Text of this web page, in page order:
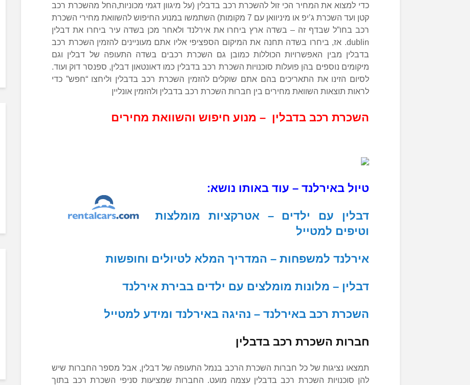
כדי למצוא את המחיר הכי זול להשכרת רכב בדבלין (על מיגוון דגמי מכוניות,החל מהשכרת רכב
קטן ועד השכרת ג’יפ או מיניוואן עם 7 מקומות) השתמשו במנוע החיפוש להשוואת מחירי השכרת
רכב בחו”ל שבדף זה – בשדה ארץ ביחרו את אירלנד ולאחר מכן בשדה עיר ביחרו את דבלין
dublin. אז, ביחרו בשדה תחנה את המיקום הספציפי אליו אתם מעוניינים להזמין השכרת רכב
בדבלין מבין האפשרויות הכוללות כמובן גם השכרת רכבים בשדה התעופה של דבלין וגם
מיקומים נוספים בהן פועלות סוכנויות השכרת רכב בדבלין כמו דאונטאון דבלין, ספנסר דוק ועוד.
לסיום הזינו את התאריכים בהם אתם שוקלים להזמין השכרת רכב בדבלין וליחצו “חפש” כדי
לראות תוצאות השוואת מחירים בין חברות השכרת רכב בדבלין ולהזמין אונליין
השכרת רכב בדבלין – מנוע חיפוש והשוואת מחירים
טיול באירלנד – עוד באותו נושא:
דבלין עם ילדים – אטרקציות מומלצות
וטיפים למטייל
אירלנד למשפחות – המדריך המלא לטיולים וחופשות
דבלין – מלונות מומלצים עם ילדים בבירת אירלנד
השכרת רכב באירלנד – נהיגה באירלנד ומידע למטייל
חברות השכרת רכב בדבלין
תמצאו נציגות של כל חברות השכרת הרכב בנמל התעופה של דבלין, אבל מספר החברות שיש
להן סוכנויות השכרת רכב בדבלין עצמה מועט. החברות שמציעות סניפי השכרת רכב בתוך